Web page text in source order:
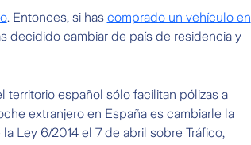
. Entonces, si has comprado un vehículo en
decidido cambiar de país de residencia y
territorio español sólo facilitan pólizas a
extranjero en España es cambiarle la
Ley 6/2014 el 7 de abril sobre Tráfico,